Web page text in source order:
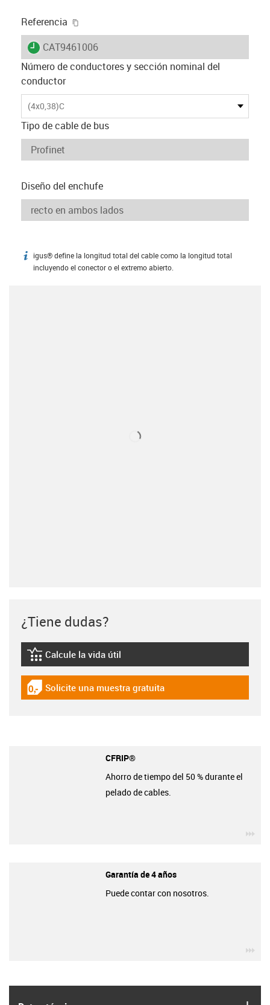
Referencia
igus-icon-lieferzeit
CAT9461006
Número de conductores y sección nominal del
conductor
(4x0,38)C
Tipo de cable de bus
Diseño del enchufe
igus-icon-info
igus® define la longitud total del cable como la longitud total
incluyendo el conector o el extremo abierto.
¿Tiene dudas?
igus-icon-lebensdauerrechner
Calcule la vida útil
igus-icon-gratismuster
Solicite una muestra gratuita
CFRIP®
Ahorro de tiempo del 50 % durante el
pelado de cables.
Garantía de 4 años
Puede contar con nosotros.